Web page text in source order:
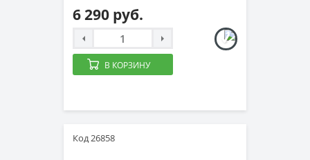
6 290 руб.
В КОРЗИНУ
Код 26858